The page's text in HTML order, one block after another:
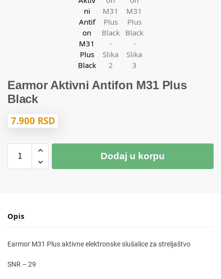
Earmor Aktivni Antifon M31 Plus
Black
7.900 RSD
Dodaj u korpu
Opis
Earmor M31 Plus aktivne elektronske slušalice za streljaštvo
SNR – 29